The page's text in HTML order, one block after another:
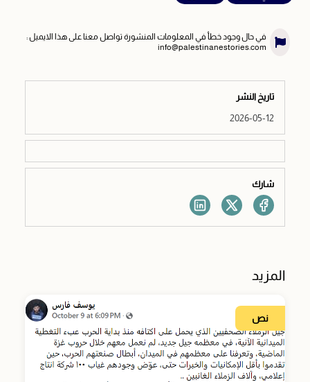
في حال وجود خطأ في المعلومات المنشورة تواصل معنا على هذا الايميل :
info@palestinanestories.com
تاريخ النشر
2026-05-12
شارك
المزيد
نص